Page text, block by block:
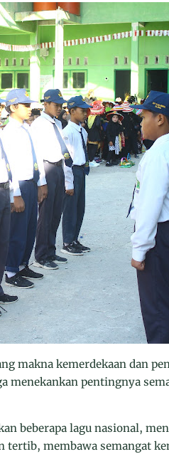
makna kemerdekaan dan
menekankan pentingnya
beberapa lagu nasional,
tertib, membawa semangat